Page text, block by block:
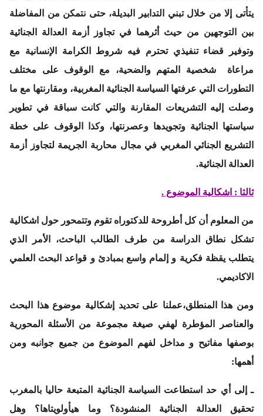
يتأتى إلا من خلال تبني التدابير البديلة، حتى نتمكن من المفاضلة
بين التوجهين من حيث أثرهما في تجاوز أزمة العدالة الجنائية
وتوفير قضاء تنفيذي تحترم فيه شروط الكرامة الإنسانية مع
مراعاة شخصية المتهم والضحية، مع الوقوف على مختلف
التطورات التي عرفتها السياسة الجنائية المغربية، ومقارنتها مع ما
وصلت إليه التشريعات المقارنة والتي كانت سباقة في تطوير
سياستها الجنائية وتجويدها وعصرنتها، وكذا الوقوف على خطة
التشريع الجنائي المغربي في مجال محاربة الجريمة لتجاوز أزمة
العدالة الجنائية.
ثالثا : اشكالية الموضوع .
من المعلوم أن كل أطروحة للدكتوراه تقوم وتتمحور حول اشكالية
تشكل نطاق الدراسة من طرف الطالب الباحث، الأمر الذي
يتطلب يقظة فكرية و إلمام واسع بمبادئ و قواعد البحث العلمي
الاكاديمي.
ومن هذا المنطلق،عملنا على تحديد إشكالية موضوع هذا البحث
والعناصر المؤطرة لهفي صيغة مجموعة من الأسئلة المحورية
بوصفها مفاتيح و مداخل لفهم الموضوع من جميع جوانبه ومن
أهمها:
ـ إلى أي حد استطاعت السياسة الجنائية المتبعة حاليا بالمغرب
تحقيق العدالة الجنائية المنشودة؟ وما هيأولويتاها؟ وهل